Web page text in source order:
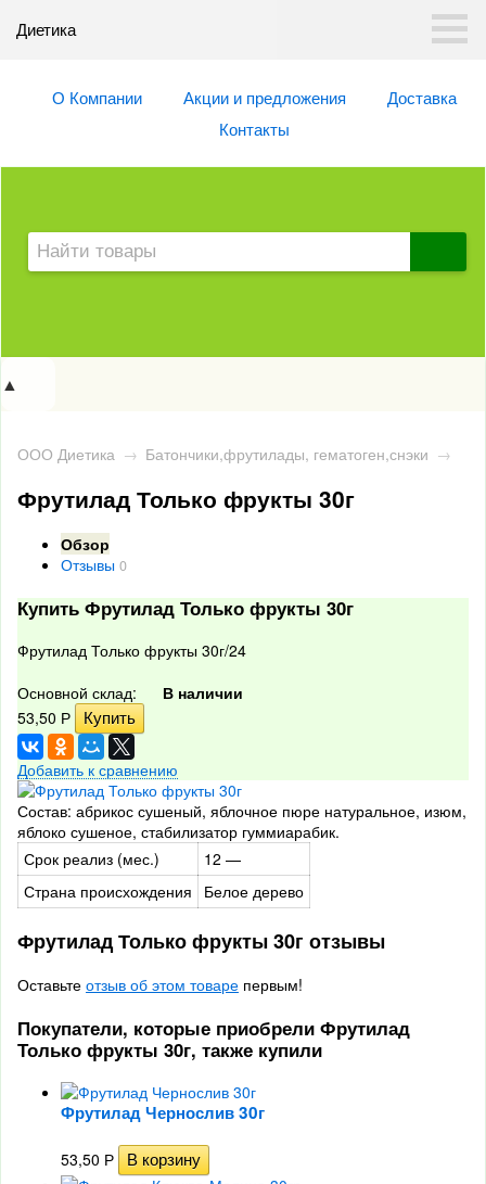
Диетика
О Компании Акции и предложения
Доставка
Контакты
▲
ООО Диетика → Батончики,фрутилады, гематоген,снэки →
Фрутилад Только фрукты 30г
Обзор
Отзывы 0
Купить Фрутилад Только фрукты 30г
Фрутилад Только фрукты 30г/24
Основной склад:
В наличии
53,50 Р
Добавить к сравнению
Состав: абрикос сушеный, яблочное пюре натуральное, изюм,
яблоко сушеное, стабилизатор гуммиарабик.
Срок реализ (мес.)
12 —
Страна происхождения
Белое дерево
Фрутилад Только фрукты 30г отзывы
Оставьте отзыв об этом товаре первым!
Покупатели, которые приобрели Фрутилад
Только фрукты 30г, также купили
Фрутилад Чернослив 30г
53,50 Р